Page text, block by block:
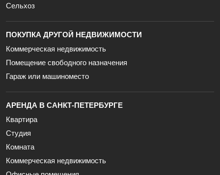
Сельхоз
ПОКУПКА ДРУГОЙ НЕДВИЖИМОСТИ
Коммерческая недвижимость
Помещение свободного назначения
Гараж или машиноместо
АРЕНДА В САНКТ-ПЕТЕРБУРГЕ
Квартира
Студия
Комната
Коммерческая недвижимость